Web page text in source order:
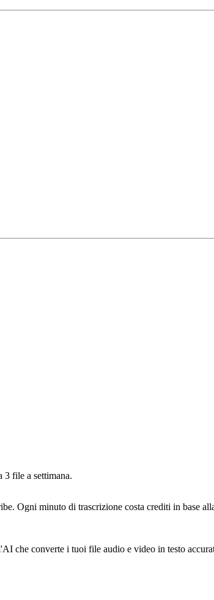
3 file a settimana.
Ogni minuto di trascrizione costa crediti in base
che converte i tuoi file audio e video in testo